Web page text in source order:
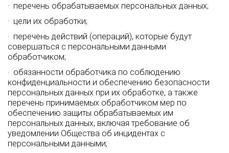
· перечень обрабатываемых персональных данных;
· цели их обработки;
· перечень действий (операций), которые будут
совершаться с персональными данными
обработчиком;
· обязанности обработчика по соблюдению
конфиденциальности и обеспечению безопасности
персональных данных при их обработке, а также
перечень принимаемых обработчиком мер по
обеспечению защиты обрабатываемых им
персональных данных, включая требование об
уведомлении Общества об инцидентах с
персональными данными;